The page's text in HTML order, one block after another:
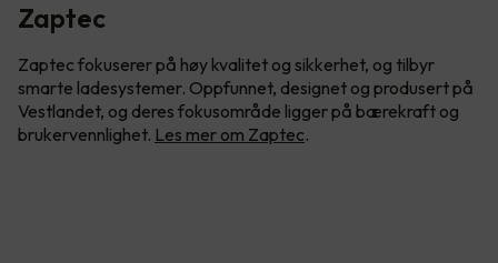
Zaptec
Zaptec fokuserer på høy kvalitet og sikkerhet, og tilbyr
smarte ladesystemer. Oppfunnet, designet og produsert på
Vestlandet, og deres fokusområde ligger på bærekraft og
brukervennlighet. Les mer om Zaptec.